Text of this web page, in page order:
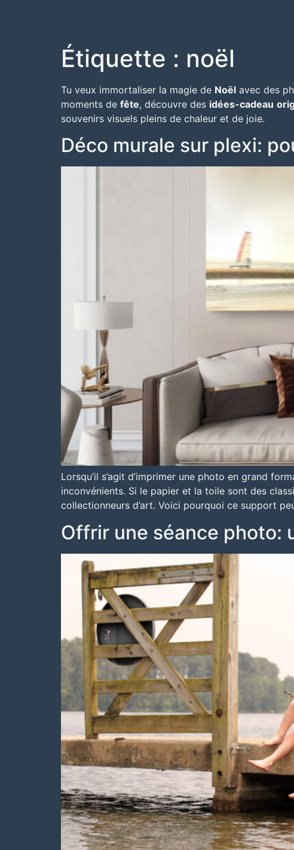
Étiquette : noël
Tu veux immortaliser la magie de Noël avec des
moments de fête, découvre des idées-cadeau
souvenirs visuels pleins de chaleur et de joie.
Déco murale sur plexi:
Lorsqu’il s’agit d’imprimer une photo en grand
inconvénients. Si le papier et la toile sont des
collectionneurs d’art. Voici pourquoi ce support
Offrir une séance photo: